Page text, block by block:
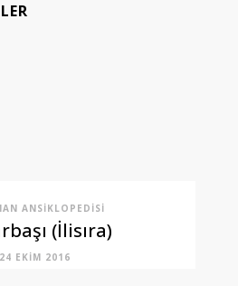
ANSIKLOPEDISI
(İlisıra)
24 EKIM 2016